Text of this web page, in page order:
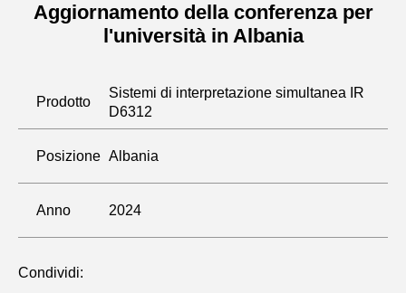
Aggiornamento della conferenza per
l'università in Albania
Prodotto
Sistemi di interpretazione simultanea IR
D6312
Posizione Albania
Anno 2024
Condividi: